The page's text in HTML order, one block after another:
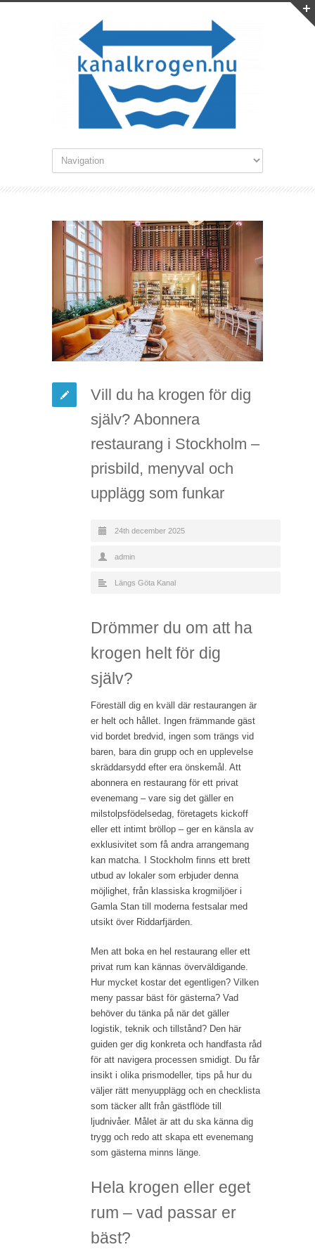
Vill du ha krogen för dig
själv? Abonnera
restaurang i Stockholm –
prisbild, menyval och
upplägg som funkar
24th december 2025
admin
Längs Göta Kanal
Drömmer du om att ha
krogen helt för dig
själv?
Föreställ dig en kväll där restaurangen är
er helt och hållet. Ingen främmande gäst
vid bordet bredvid, ingen som trängs vid
baren, bara din grupp och en upplevelse
skräddarsydd efter era önskemål. Att
abonnera en restaurang för ett privat
evenemang – vare sig det gäller en
milstolpsfödelsedag, företagets kickoff
eller ett intimt bröllop – ger en känsla av
exklusivitet som få andra arrangemang
kan matcha. I Stockholm finns ett brett
utbud av lokaler som erbjuder denna
möjlighet, från klassiska krogmiljöer i
Gamla Stan till moderna festsalar med
utsikt över Riddarfjärden.
Men att boka en hel restaurang eller ett
privat rum kan kännas överväldigande.
Hur mycket kostar det egentligen? Vilken
meny passar bäst för gästerna? Vad
behöver du tänka på när det gäller
logistik, teknik och tillstånd? Den här
guiden ger dig konkreta och handfasta råd
för att navigera processen smidigt. Du får
insikt i olika prismodeller, tips på hur du
väljer rätt menyupplägg och en checklista
som täcker allt från gästflöde till
ljudnivåer. Målet är att du ska känna dig
trygg och redo att skapa ett evenemang
som gästerna minns länge.
Hela krogen eller eget
rum – vad passar er
bäst?